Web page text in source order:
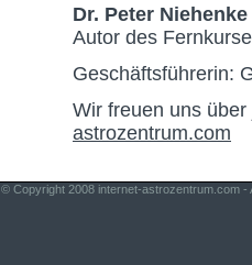
Dr. Peter Niehenke
Autor des
Geschäftsführerin:
Wir freuen uns
astrozentrum.com
© Copyright 2008 internet-astrozentrum.com -